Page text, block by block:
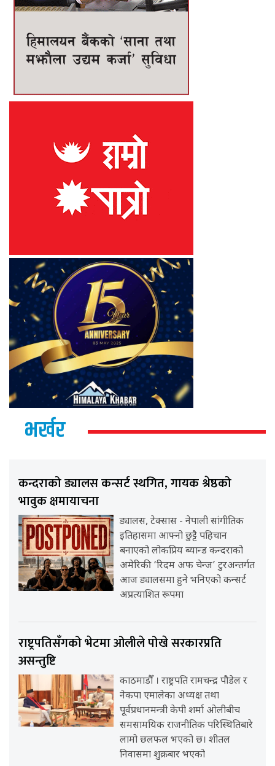
भर्खर
कन्दराको ड्यालस कन्सर्ट स्थगित, गायक श्रेष्ठको
भावुक क्षमायाचना
ड्यालस, टेक्सास - नेपाली सांगीतिक
इतिहासमा आफ्नो छुट्टै पहिचान
बनाएको लोकप्रिय ब्यान्ड कन्दराको
अमेरिकी ‘रिदम अफ चेन्ज’ टुरअन्तर्गत
आज ड्यालसमा हुने भनिएको कन्सर्ट
अप्रत्याशित रूपमा
राष्ट्रपतिसँगको भेटमा ओलीले पोखे सरकारप्रति
असन्तुष्टि
काठमाडौँ । राष्ट्रपति रामचन्द्र पौडेल र
नेकपा एमालेका अध्यक्ष तथा
पूर्वप्रधानमन्त्री केपी शर्मा ओलीबीच
समसामयिक राजनीतिक परिस्थितिबारे
लामो छलफल भएको छ। शीतल
निवासमा शुक्रबार भएको